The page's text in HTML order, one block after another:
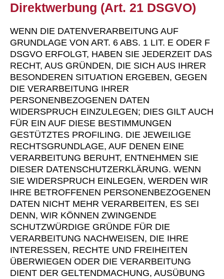
Direktwerbung (Art. 21 DSGVO)
WENN DIE DATENVERARBEITUNG AUF
GRUNDLAGE VON ART. 6 ABS. 1 LIT. E ODER F
DSGVO ERFOLGT, HABEN SIE JEDERZEIT DAS
RECHT, AUS GRÜNDEN, DIE SICH AUS IHRER
BESONDEREN SITUATION ERGEBEN, GEGEN
DIE VERARBEITUNG IHRER
PERSONENBEZOGENEN DATEN
WIDERSPRUCH EINZULEGEN; DIES GILT AUCH
FÜR EIN AUF DIESE BESTIMMUNGEN
GESTÜTZTES PROFILING. DIE JEWEILIGE
RECHTSGRUNDLAGE, AUF DENEN EINE
VERARBEITUNG BERUHT, ENTNEHMEN SIE
DIESER DATENSCHUTZERKLÄRUNG. WENN
SIE WIDERSPRUCH EINLEGEN, WERDEN WIR
IHRE BETROFFENEN PERSONENBEZOGENEN
DATEN NICHT MEHR VERARBEITEN, ES SEI
DENN, WIR KÖNNEN ZWINGENDE
SCHUTZWÜRDIGE GRÜNDE FÜR DIE
VERARBEITUNG NACHWEISEN, DIE IHRE
INTERESSEN, RECHTE UND FREIHEITEN
ÜBERWIEGEN ODER DIE VERARBEITUNG
DIENT DER GELTENDMACHUNG, AUSÜBUNG